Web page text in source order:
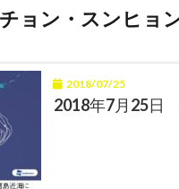
チョン・スンヒョ
2018/07/25
2018年7月25日